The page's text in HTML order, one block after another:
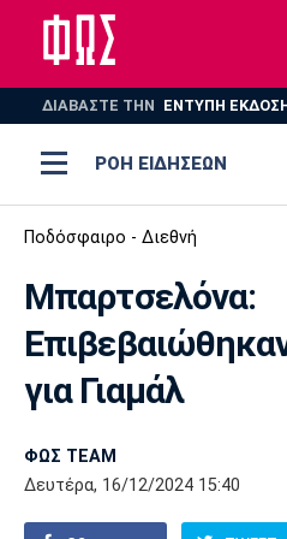
ΔΙΑΒΑΣΤΕ THN ΕΝΤΥΠΗ
ΡΟΗ ΕΙΔΗΣΕΩΝ
ΠΟΔΟΣΦΑΙΡΟ
ΒΟΛΕΪ
AUTO-MOTO
Ποδόσφαιρο
Super League 1
Super League 2
Γ Εθνική
Ελλάδα
Μπάσκετ
Ελλάδα
EuroLeague
Ολυμπιακοί Αγώνες
Πόλο
Ολυμπιακός ΑΕΚ
Παναθηναϊκός
Ποδόσφαιρο - Διεθνή
Μπαρτσελόνα:
για Γιαμάλ
ΦΩΣ TEAM
Δευτέρα, 16/12/2024 15:40